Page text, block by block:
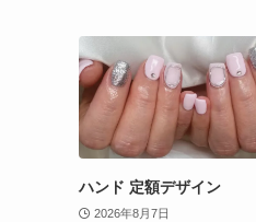
ハンド 定額デザイン
2026年8月7日